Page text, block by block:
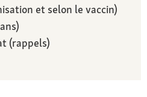
et selon le vaccin)
(rappels)